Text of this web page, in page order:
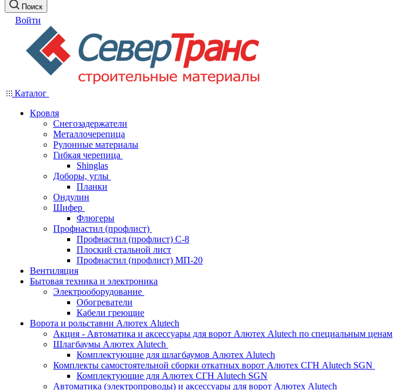
Поиск
Войти
Каталог
Кровля
Снегозадержатели
Металлочерепица
Рулонные материалы
Гибкая черепица
Shinglas
Доборы, углы
Планки
Ондулин
Шифер
Флюгеры
Профнастил (профлист)
Профнастил (профлист) С-8
Плоский стальной лист
Профнастил (профлист) МП-20
Вентиляция
Бытовая техника и электроника
Электрооборудование
Обогреватели
Кабели греющие
Ворота и рольставни Алютех Alutech
Акция - Автоматика и аксессуары для ворот Алютех Alutech по специальным ценам
Шлагбаумы Алютех Alutech
Комплектующие для шлагбаумов Алютех Alutech
Комплекты самостоятельной сборки откатных ворот Алютех СГН Alutech SGN
Комплектующие для Алютех СГН Alutech SGN
Автоматика (электропроводы) и аксессуары для ворот Алютех Alutech